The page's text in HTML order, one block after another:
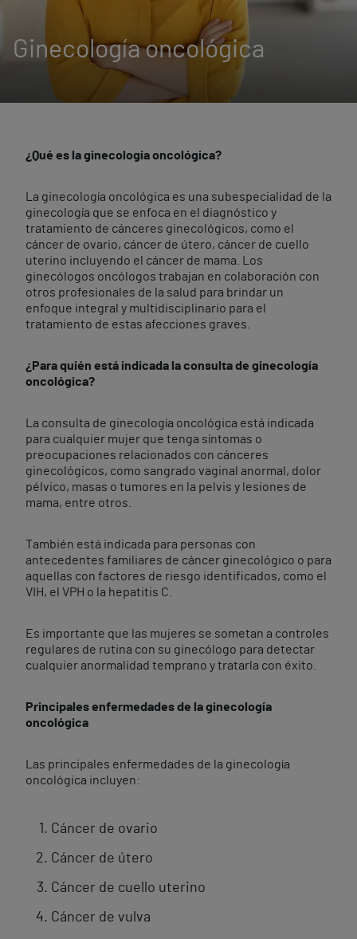
Ginecología oncológica
¿Qué es la ginecología oncológica?
La ginecología oncológica es una subespecialidad de la
ginecología que se enfoca en el diagnóstico y
tratamiento de cánceres ginecológicos, como el
cáncer de ovario, cáncer de útero, cáncer de cuello
uterino incluyendo el cáncer de mama. Los
ginecólogos oncólogos trabajan en colaboración con
otros profesionales de la salud para brindar un
enfoque integral y multidisciplinario para el
tratamiento de estas afecciones graves.
¿Para quién está indicada la consulta de ginecología
oncológica?
La consulta de ginecología oncológica está indicada
para cualquier mujer que tenga síntomas o
preocupaciones relacionados con cánceres
ginecológicos, como sangrado vaginal anormal, dolor
pélvico, masas o tumores en la pelvis y lesiones de
mama, entre otros.
También está indicada para personas con
antecedentes familiares de cáncer ginecológico o para
aquellas con factores de riesgo identificados, como el
VIH, el VPH o la hepatitis C.
Es importante que las mujeres se sometan a controles
regulares de rutina con su ginecólogo para detectar
cualquier anormalidad temprano y tratarla con éxito.
Principales enfermedades de la ginecología
oncológica
Las principales enfermedades de la ginecología
oncológica incluyen:
Cáncer de ovario
Cáncer de útero
Cáncer de cuello uterino
Cáncer de vulva